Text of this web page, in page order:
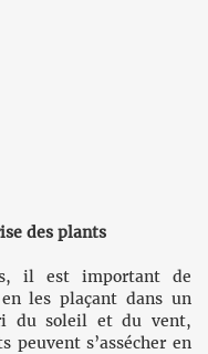
des plants
il est important de
les plaçant dans un
du soleil et du vent,
peuvent s’assécher en